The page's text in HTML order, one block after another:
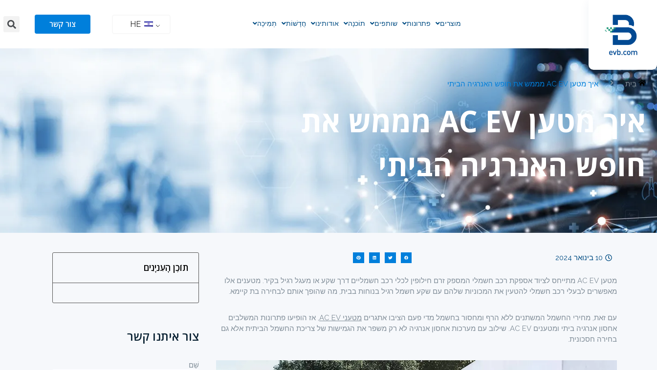
מוצרים פתרונות שותפים תוֹכנָה אודותינו חֲדָשׁוֹת תְמִיכָה HE צור קשר
בַּיִת איך מטען AC EV מממש את חופש האנרגיה הביתי
איך מטען AC EV מממש את
חופש האנרגיה הביתי
10 בינואר 2024
מטען AC EV מתייחס לציוד אספקת רכב חשמלי המספק זרם חילופין לכלי רכב חשמליים דרך שקע או מעגל רגיל בקיר. מטענים אלו
מאפשרים לבעלי רכב חשמלי להטעין את המכוניות שלהם עם שקע חשמל רגיל בנוחות בבית, מה שהופך אותם לבחירה בת קיימא.
עם זאת, מחירי החשמל המשתנים ללא הרף ומחסור בחשמל מדי פעם הציבו אתגרים מטעני AC EV
, אז הופיעו פתרונות המשלבים
אחסון אנרגיה ביתי ומטענים AC EV. שילוב עם מערכות אחסון אנרגיה לא רק משפר את הגמישות של צריכת החשמל הביתית אלא גם
בחירה חסכונית.
תוֹכֶן הָעִניָנִים
צור איתנו קשר
שֵׁם